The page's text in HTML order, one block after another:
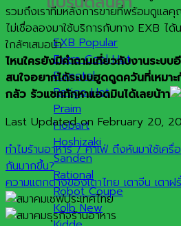
EXB
Extra Cool
Furnotel
Retigo
Praim
Hobart
Hoshizaki
Sanden
Rational
Robot Coupe
Kolb
รวมถึงเราทีมหลังการขายที่พร้อมดูแ
ไม่เชื่อลองมาใช้บริการกับทาง EXB ไ
ใกล้ๆเสมอน้า
ไหนใครยังมีคำถามเกี่ยวกับงานระบ
สนใจอยากได้ระบบฮูดดูดควันที่เหม
กลัว รัวแซททักหาแอดมินได้เลยน้าา
Last Updated on February 20,
ทำไมร้านอาหาร / คาเฟ่ ถึงหันมาใช้เค
กันมากขึ้น?
ความแตกต่างของเตาไทย เตาจีน เตาฝ